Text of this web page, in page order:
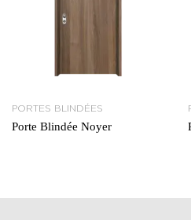
PORTES BLINDÉES
Porte Blindée Noyer